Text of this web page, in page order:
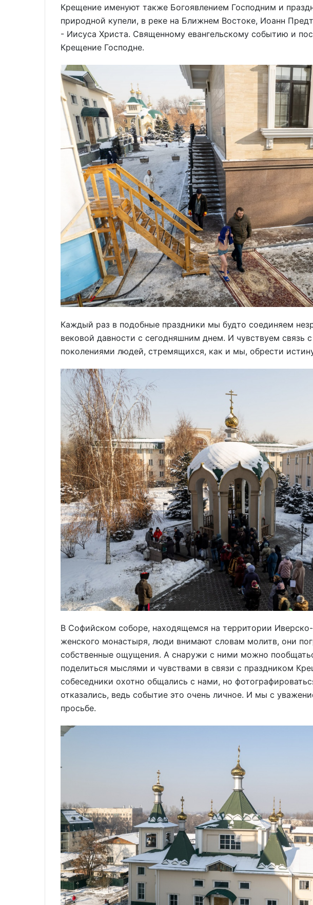
Крещение именуют также Богоявлением Господним и
природной купели, в реке на Ближнем Востоке, Иоанн
- Иисуса Христа. Священному евангельскому событию и
Крещение Господне.
Каждый раз в подобные праздники мы будто соединяем
вековой давности с сегодняшним днем. И чувствуем
поколениями людей, стремящихся, как и мы, обрести
В Софийском соборе, находящемся на территории
женского монастыря, люди внимают словам молитв, они
собственные ощущения. А снаружи с ними можно
поделиться мыслями и чувствами в связи с праздником
собеседники охотно общались с нами, но
отказались, ведь событие это очень личное. И мы с
просьбе.